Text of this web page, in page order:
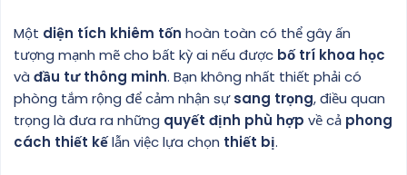
Một diện tích khiêm tốn hoàn toàn có thể gây ấn
tượng mạnh mẽ cho bất kỳ ai nếu được bố trí khoa học
và đầu tư thông minh. Bạn không nhất thiết phải có
phòng tắm rộng để cảm nhận sựsang trọng, điều quan
trọng là đưa ra những quyết định phù hợp về cả phong
cách thiết kếlẫn việc lựa chọn thiết bị.